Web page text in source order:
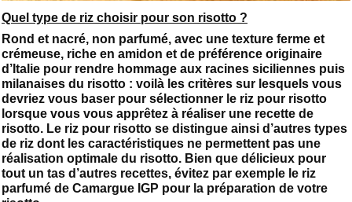
Quel type de riz choisir pour son risotto ?
Rond et nacré, non parfumé, avec une texture ferme et
crémeuse, riche en amidon et de préférence originaire
d’Italie pour rendre hommage aux racines siciliennes puis
milanaises du risotto : voilà les critères sur lesquels vous
devriez vous baser pour sélectionner le riz pour risotto
lorsque vous vous apprêtez à réaliser une recette de
risotto. Le riz pour risotto se distingue ainsi d’autres types
de riz dont les caractéristiques ne permettent pas une
réalisation optimale du risotto. Bien que délicieux pour
tout un tas d’autres recettes, évitez par exemple le riz
parfumé de Camargue IGP pour la préparation de votre